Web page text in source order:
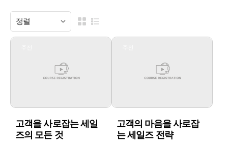
고객을 사로잡는 세일
즈의 모든 것
고객의 마음을 사로잡
는 세일즈 전략